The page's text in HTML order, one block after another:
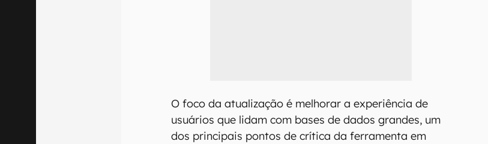
O foco da atualização é melhorar a experiência de
usuários que lidam com bases de dados grandes, um
dos principais pontos de crítica da ferramenta em